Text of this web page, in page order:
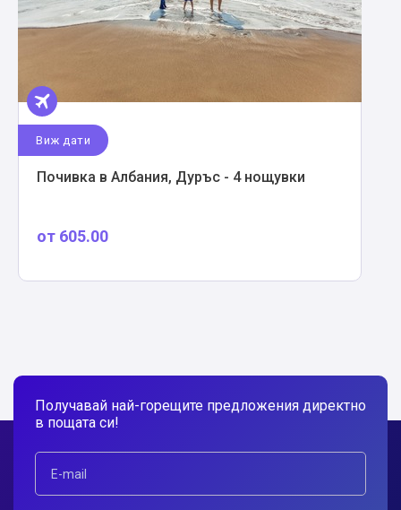
Виж дати
Почивка в Албания, Дуръс - 4 нощувки
от 605.00
Получавай най-горещите предложения директно
в пощата си!